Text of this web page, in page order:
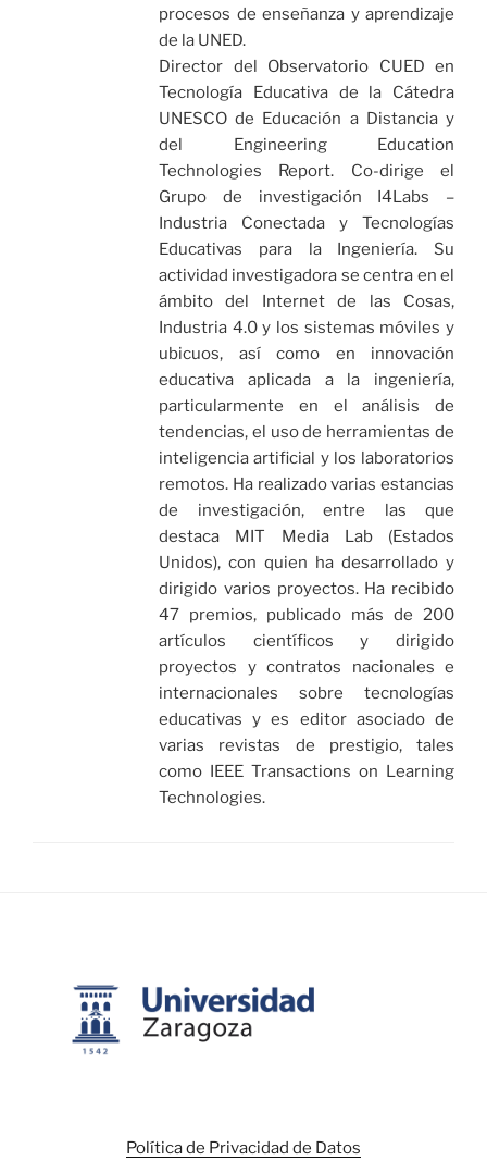
procesos de enseñanza y aprendizaje
de la UNED.
Director del Observatorio CUED en
Tecnología Educativa de la Cátedra
UNESCO de Educación a Distancia y
del Engineering Education
Technologies Report. Co-dirige el
Grupo de investigación I4Labs –
Industria Conectada y Tecnologías
Educativas para la Ingeniería. Su
actividad investigadora se centra en el
ámbito del Internet de las Cosas,
Industria 4.0 y los sistemas móviles y
ubicuos, así como en innovación
educativa aplicada a la ingeniería,
particularmente en el análisis de
tendencias, el uso de herramientas de
inteligencia artificial y los laboratorios
remotos. Ha realizado varias estancias
de investigación, entre las que
destaca MIT Media Lab (Estados
Unidos), con quien ha desarrollado y
dirigido varios proyectos. Ha recibido
47 premios, publicado más de 200
artículos científicos y dirigido
proyectos y contratos nacionales e
internacionales sobre tecnologías
educativas y es editor asociado de
varias revistas de prestigio, tales
como IEEE Transactions on Learning
Technologies.
Política de Privacidad de Datos